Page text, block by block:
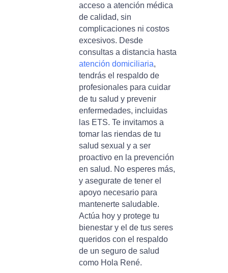
acceso a atención médica
de calidad, sin
complicaciones ni costos
excesivos. Desde
consultas a distancia hasta
atención domiciliaria,
tendrás el respaldo de
profesionales para cuidar
de tu salud y prevenir
enfermedades, incluidas
las ETS. Te invitamos a
tomar las riendas de tu
salud sexual y a ser
proactivo en la prevención
en salud. No esperes más,
y asegurate de tener el
apoyo necesario para
mantenerte saludable.
Actúa hoy y protege tu
bienestar y el de tus seres
queridos con el respaldo
de un seguro de salud
como Hola René.